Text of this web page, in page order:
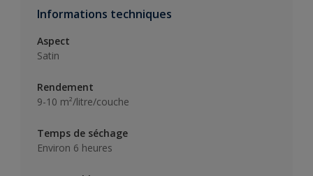
Informations techniques
Aspect
Satin
Rendement
9-10 m²/litre/couche
Temps de séchage
Environ 6 heures